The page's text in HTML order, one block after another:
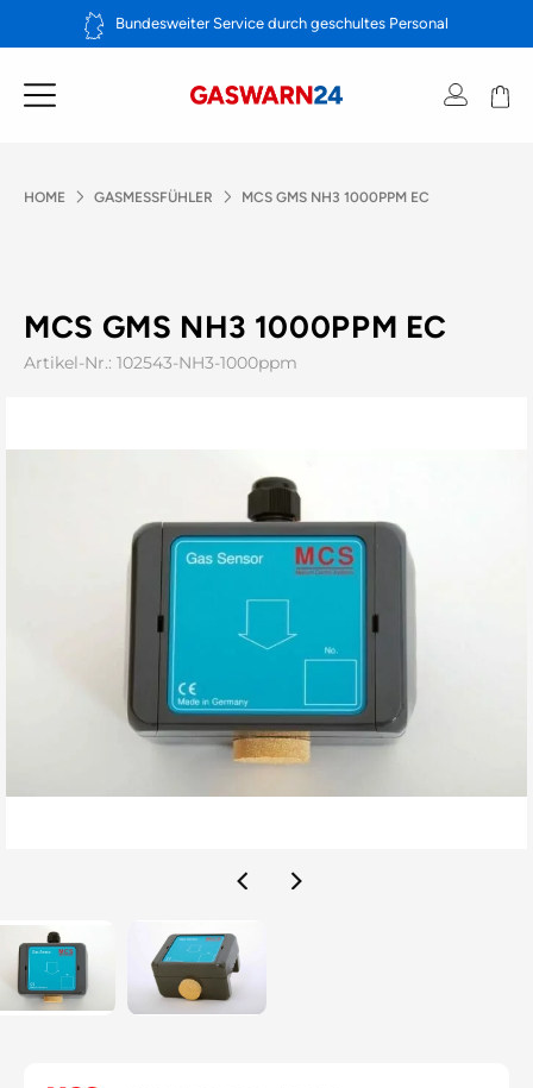
Inhalt
Bundesweiter Service durch geschultes Personal
HOME GASMESSFÜHLER MCS GMS NH3 1000PPM EC
MCS GMS NH3 1000PPM EC
Artikel-Nr.: 102543-NH3-1000ppm